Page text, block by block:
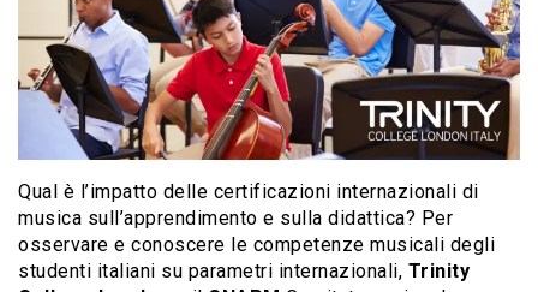
Qual è l’impatto delle certificazioni internazionali di
musica sull’apprendimento e sulla didattica? Per
osservare e conoscere le competenze musicali degli
studenti italiani su parametri internazionali, Trinity